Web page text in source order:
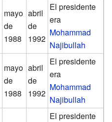
mayo
de
1988
abril
de
1992
El presidente
era
Mohammad
Najibullah
mayo
de
1988
abril
de
1992
El presidente
era
Mohammad
Najibullah
El presidente